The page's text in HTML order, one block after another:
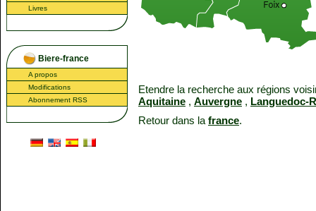
Livres
Biere-france
A propos
Modifications
Abonnement RSS
Etendre la recherche aux régions
Aquitaine , Auvergne , Languedoc-
Retour dans la france.